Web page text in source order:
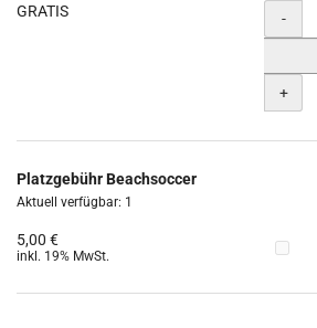
GRATIS -
+
Platzgebühr Beachsoccer
Aktuell verfügbar: 1
5,00 €
inkl. 19% MwSt.